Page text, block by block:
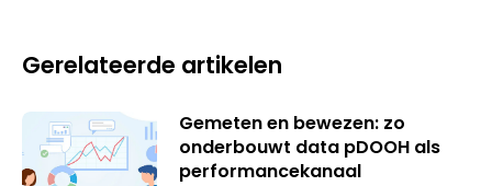
Gerelateerde artikelen
Gemeten en bewezen: zo
onderbouwt data pDOOH als
performancekanaal